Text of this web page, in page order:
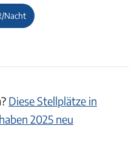
Nacht
Diese Stellplätze in
2025 neu